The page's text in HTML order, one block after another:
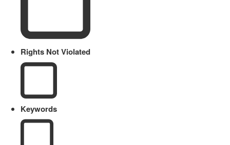
Rights Not Violated
Keywords